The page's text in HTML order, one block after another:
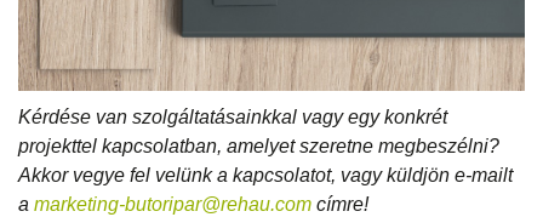
Kérdése van szolgáltatásainkkal vagy egy konkrét
projekttel kapcsolatban, amelyet szeretne megbeszélni?
Akkor vegye fel velünk a kapcsolatot, vagy küldjön e-mailt
a marketing-butoripar@rehau.com címre!